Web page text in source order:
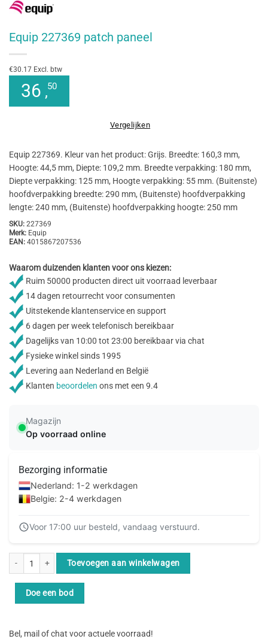
Equip 227369 patch paneel
€30.17 Excl. btw
36 ,50
Vergelijken
Equip 227369. Kleur van het product: Grijs. Breedte: 160,3 mm,
Hoogte: 44,5 mm, Diepte: 109,2 mm. Breedte verpakking: 180 mm,
Diepte verpakking: 125 mm, Hoogte verpakking: 55 mm. (Buitenste)
hoofdverpakking breedte: 290 mm, (Buitenste) hoofdverpakking
lengte: 240 mm, (Buitenste) hoofdverpakking hoogte: 250 mm
SKU: 227369
Merk: Equip
EAN: 4015867207536
Waarom duizenden klanten voor ons kiezen:
Ruim 50000 producten direct uit voorraad leverbaar
14 dagen retourrecht voor consumenten
Uitstekende klantenservice en support
6 dagen per week telefonisch bereikbaar
Dagelijks van 10:00 tot 23:00 bereikbaar via chat
Fysieke winkel sinds 1995
Levering aan Nederland en België
Klanten beoordelen ons met een 9.4
Magazijn
Op voorraad online
Bezorging informatie
Nederland: 1-2 werkdagen
Belgie: 2-4 werkdagen
Voor 17:00 uur besteld, vandaag verstuurd.
Equip 227369 patch paneel aantal
Toevoegen aan winkelwagen
Doe een bod
Bel, mail of chat voor actuele voorraad!